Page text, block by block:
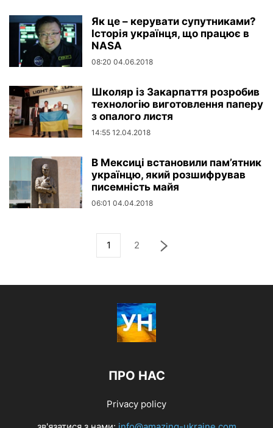
Як це – керувати супутниками?
Історія українця, що працює в
NASA
08:20 04.06.2018
Школяр із Закарпаття розробив
технологію виготовлення паперу
з опалого листя
14:55 12.04.2018
В Мексиці встановили пам’ятник
українцю, який розшифрував
писемність майя
06:01 04.04.2018
1 2
ПРО НАС
Privacy policy